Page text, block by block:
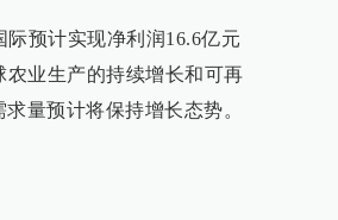
预计实现净利润16.6亿元
农业生产的持续增长和可再
量预计将保持增长态势。